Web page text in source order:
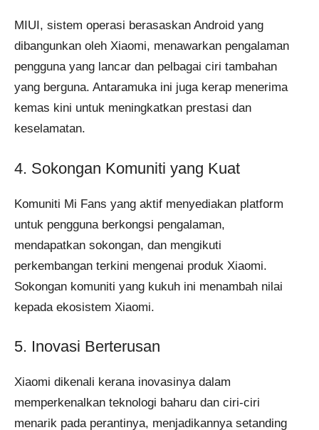
MIUI, sistem operasi berasaskan Android yang
dibangunkan oleh Xiaomi, menawarkan pengalaman
pengguna yang lancar dan pelbagai ciri tambahan
yang berguna. Antaramuka ini juga kerap menerima
kemas kini untuk meningkatkan prestasi dan
keselamatan.
4. Sokongan Komuniti yang Kuat
Komuniti Mi Fans yang aktif menyediakan platform
untuk pengguna berkongsi pengalaman,
mendapatkan sokongan, dan mengikuti
perkembangan terkini mengenai produk Xiaomi.
Sokongan komuniti yang kukuh ini menambah nilai
kepada ekosistem Xiaomi.
5. Inovasi Berterusan
Xiaomi dikenali kerana inovasinya dalam
memperkenalkan teknologi baharu dan ciri-ciri
menarik pada perantinya, menjadikannya setanding